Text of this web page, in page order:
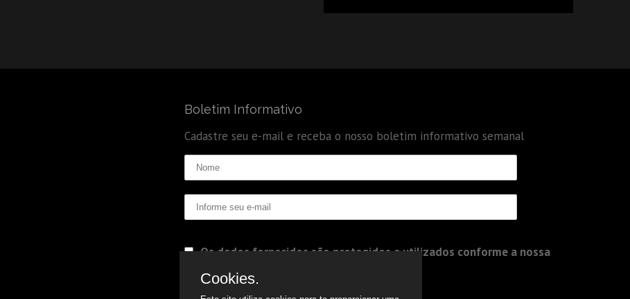
Boletim Informativo
Cadastre seu e-mail e receba o nosso boletim informativo semanal
Os dados fornecidos são protegidos e utilizados conforme a nossa
Cookies.